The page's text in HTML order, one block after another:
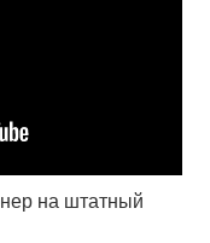
на штатный